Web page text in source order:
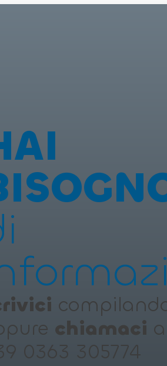
chiamaci
0363 305774